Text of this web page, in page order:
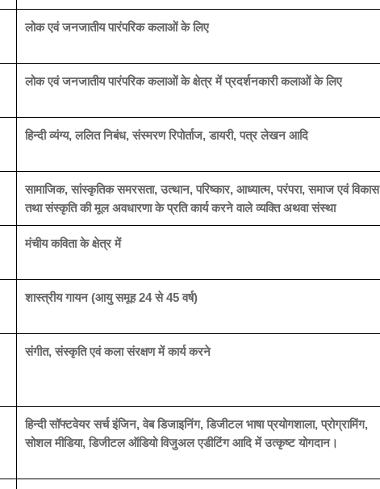
लोक एवं जनजातीय पारंपरिक कलाओं के लिए
लोक एवं जनजातीय पारंपरिक कलाओं के क्षेत्र में प्रदर्शनकारी कलाओं के लिए
हिन्दी व्यंग्य, ललित निबंध, संस्मरण रिपोर्ताज, डायरी, पत्र लेखन आदि
सामाजिक, सांस्कृतिक समरसता, उत्थान, परिष्कार, आध्यात्म, परंपरा, समाज एवं विकास
तथा संस्कृति की मूल अवधारणा के प्रति कार्य करने वाले व्यक्ति अथवा संस्था
मंचीय कविता के क्षेत्र में
शास्त्रीय गायन (आयु समूह 24 से 45 वर्ष)
संगीत, संस्कृति एवं कला संरक्षण में कार्य करने
हिन्दी सॉफ्टवेयर सर्च इंजिन, वेब डिजाइनिंग, डिजीटल भाषा प्रयोगशाला, प्रोग्रामिंग,
सोशल मीडिया, डिजीटल ऑडियो विजुअल एडीटिंग आदि में उत्कृष्ट योगदान।